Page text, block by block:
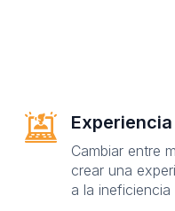
Cambiar entre
crear una
a la